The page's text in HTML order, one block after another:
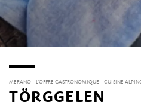
MERANO L’OFFRE GASTRONOMIQUE CUISINE
TÖRGGELEN